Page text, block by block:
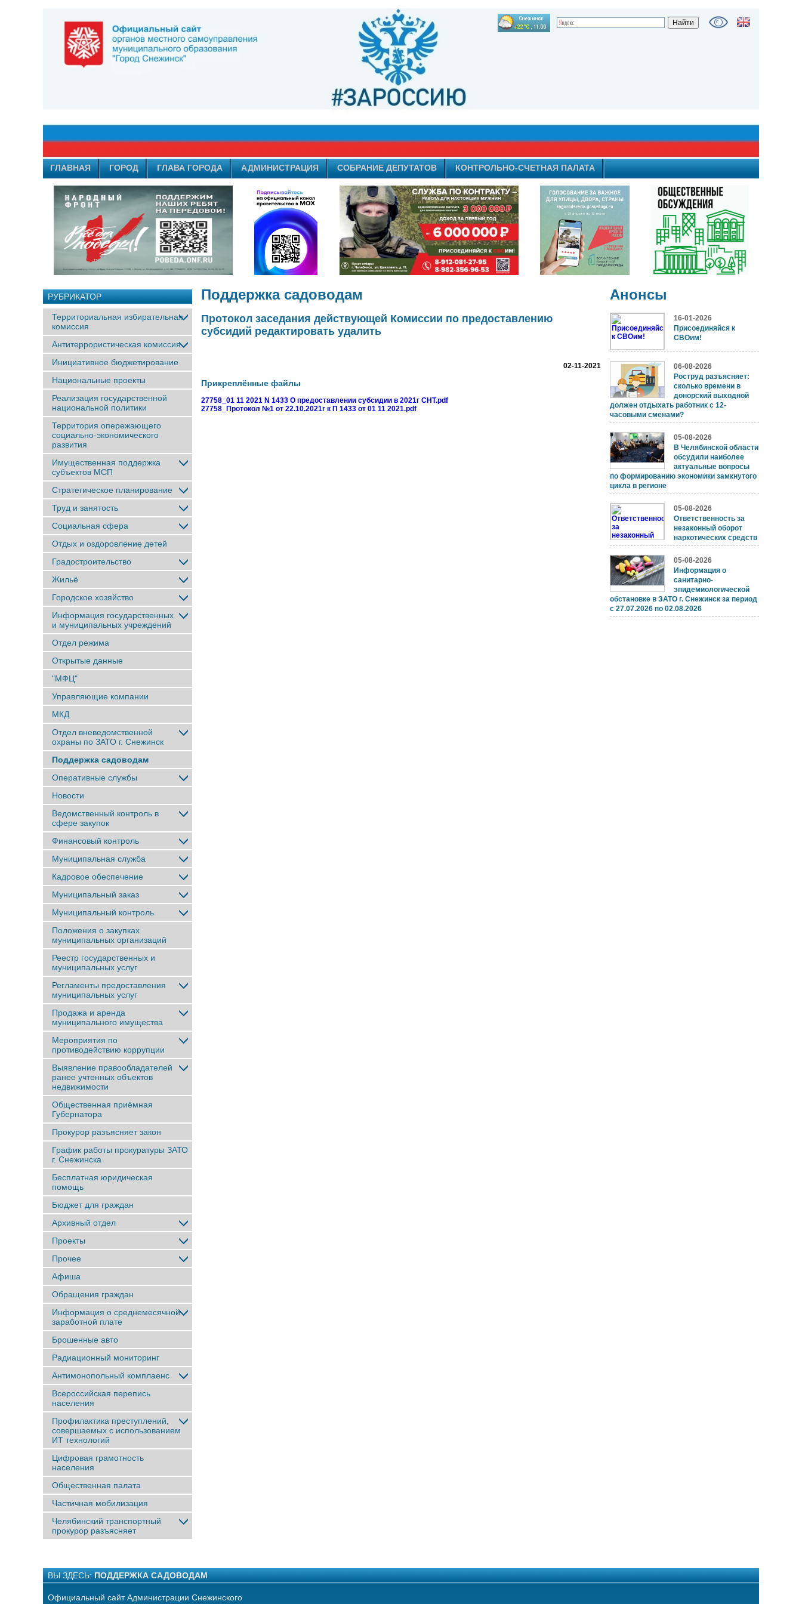
ГЛАВНАЯ ГОРОД ГЛАВА ГОРОДА АДМИНИСТРАЦИЯ СОБРАНИЕ ДЕПУТАТОВ КОНТРОЛЬНО-СЧЕТНАЯ ПАЛАТА
РУБРИКАТОР
Территориальная избирательная
комиссия
Антитеррористическая комиссия
Инициативное бюджетирование
Национальные проекты
Реализация государственной
национальной политики
Территория опережающего
социально-экономического
развития
Имущественная поддержка
субъектов МСП
Стратегическое планирование
Труд и занятость
Социальная сфера
Отдых и оздоровление детей
Градостроительство
Жильё
Городское хозяйство
Информация государственных
и муниципальных учреждений
Отдел режима
Открытые данные
"МФЦ"
Управляющие компании
МКД
Отдел вневедомственной
охраны по ЗАТО г. Снежинск
Поддержка садоводам
Оперативные службы
Новости
Ведомственный контроль в
сфере закупок
Финансовый контроль
Муниципальная служба
Кадровое обеспечение
Муниципальный заказ
Муниципальный контроль
Положения о закупках
муниципальных организаций
Реестр государственных и
муниципальных услуг
Регламенты предоставления
муниципальных услуг
Продажа и аренда
муниципального имущества
Мероприятия по
противодействию коррупции
Выявление правообладателей
ранее учтенныx объектов
недвижимости
Общественная приёмная
Губернатора
Прокурор разъясняет закон
График работы прокуратуры ЗАТО
г. Снежинска
Бесплатная юридическая
помощь
Бюджет для граждан
Архивный отдел
Проекты
Прочее
Афиша
Обращения граждан
Информация о среднемесячной
заработной плате
Брошенные авто
Радиационный мониторинг
Антимонопольный комплаенс
Всероссийская перепись
населения
Профилактика преступлений,
совершаемых с использованием
ИТ технологий
Цифровая грамотность
населения
Общественная палата
Частичная мобилизация
Челябинский транспортный
прокурор разъясняет
Поддержка садоводам
Протокол заседания действующей Комиссии по предоставлению
субсидий редактировать удалить
02-11-2021
Прикреплённые файлы
27758_01 11 2021 N 1433 О предоставлении субсидии в 2021г СНТ.pdf
27758_Протокол №1 от 22.10.2021г к П 1433 от 01 11 2021.pdf
Анонсы
16-01-2026
Присоединяйся к
СВОим!
06-08-2026
Роструд разъясняет:
сколько времени в
донорский выходной
должен отдыхать работник с 12-
часовыми сменами?
05-08-2026
В Челябинской области
обсудили наиболее
актуальные вопросы
по формированию экономики замкнутого
цикла в регионе
05-08-2026
Ответственность за
незаконный оборот
наркотических средств
05-08-2026
Информация о
санитарно-
эпидемиологической
обстановке в ЗАТО г. Снежинск за период
с 27.07.2026 по 02.08.2026
ВЫ ЗДЕСЬ: ПОДДЕРЖКА САДОВОДАМ
Официальный сайт Администрации Снежинского